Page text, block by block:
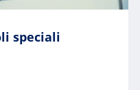
speciali